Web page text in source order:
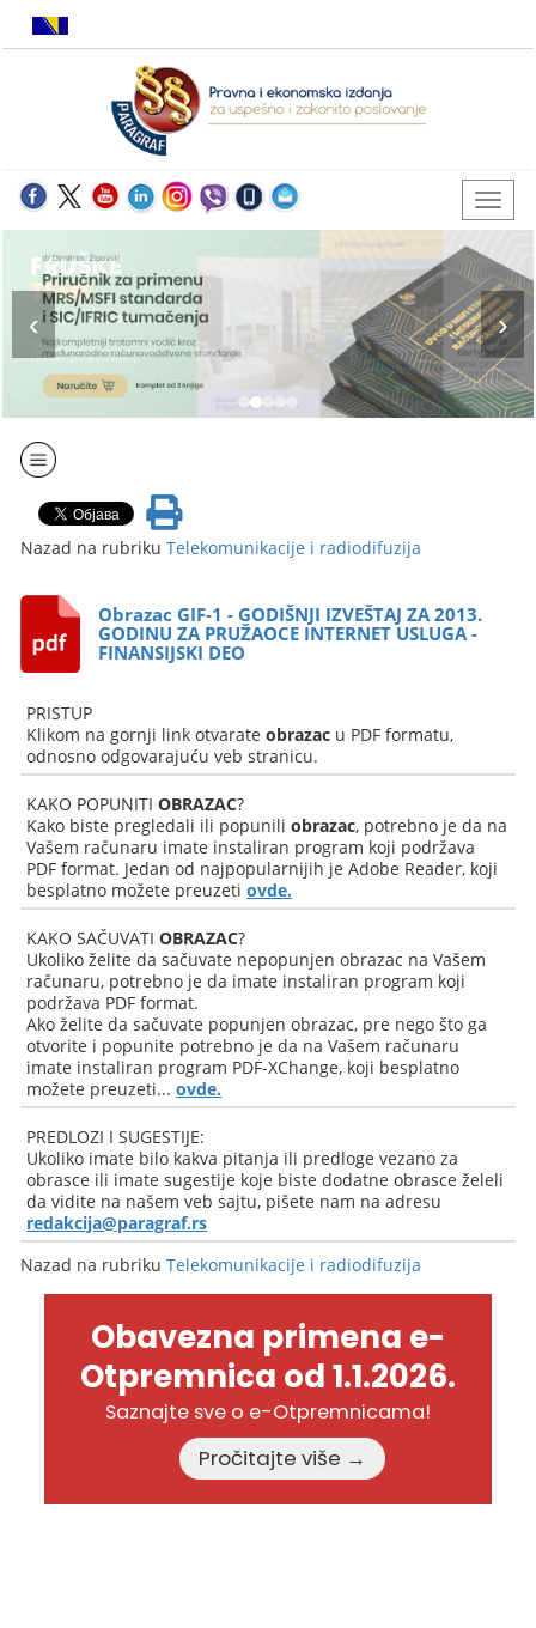
Nazad na rubrikuTelekomunikacije i radiodifuzija
Obrazac GIF-1 - GODIŠNJI IZVEŠTAJ ZA 2013.
GODINU ZA PRUŽAOCE INTERNET USLUGA -
FINANSIJSKI DEO
PRISTUP
Klikom na gornji link otvarateobrazac u PDF formatu,
odnosno odgovarajuću veb stranicu.
KAKO POPUNITIOBRAZAC?
Kako biste pregledali ili popuniliobrazac, potrebno je da na
Vašem računaru imate instaliran program koji podržava
PDF format. Jedan od najpopularnijih je Adobe Reader, koji
besplatno možete preuzetiovde.
KAKO SAČUVATIOBRAZAC?
Ukoliko želite da sačuvate nepopunjen obrazac na Vašem
računaru, potrebno je da imate instaliran program koji
podržava PDF format.
Ako želite da sačuvate popunjen obrazac, pre nego što ga
otvorite i popunite potrebno je da na Vašem računaru
imate instaliran program PDF-XChange, koji besplatno
možete preuzeti...ovde.
PREDLOZI I SUGESTIJE:
Ukoliko imate bilo kakva pitanja ili predloge vezano za
obrasce ili imate sugestije koje biste dodatne obrasce želeli
da vidite na našem veb sajtu, pišete nam na adresu
redakcija@paragraf.rs
Nazad na rubrikuTelekomunikacije i radiodifuzija
Obavezna primena e-
Otpremnica od 1.1.2026.
Saznajte sve o e-Otpremnicama!
Pročitajte više →